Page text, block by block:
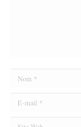
Nom *
E-mail *
Site Web